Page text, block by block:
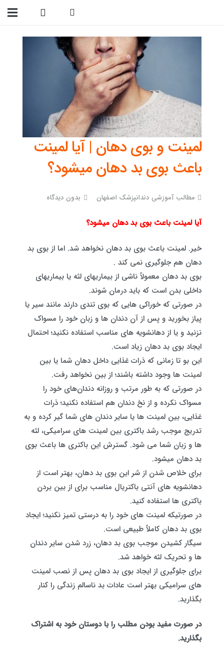
لمینت و بوی دهان | آیا لمینت
باعث بوی بد دهان میشود؟
مطالب آموزشی دندانپزشک اصفهان بدون دیدگاه
آیا لمینت باعث بوی بد دهان میشود؟
خیر. لمینت باعث بوی بد دهان نخواهد شد. اما از بوی بد
دهان هم جلوگیری نمی کند .
بوی بد دهان معمولاً ناشی از بیماریهای لثه یا بیماریهای
داخلی بدن است که باید درمان شوند.
در صورتی که خوراکی هایی که بوی تندی دارند مانند سیر یا
پیاز بخورید و پس از آن دندان ها و زبان خود را مسواک
نزنید و یا از دهانشویه های مناسب استفاده نکنید؛ احتمال
ایجاد بوی بد دهان زیاد است.
این بو تا زمانی که ذرات غذایی داخل دهان شما یا بین
لمینت ها وجود داشته باشند؛ از بین نخواهد رفت.
در صورتی که به طور مرتب و روزانه دندان‌های خود را
مسواک نکرده و از نخ دندان هم استفاده نکنید؛ ذرات
غذایی، بین لمینت ها یا سایر دندان های شما گیر کرده و به
تدریج موجب رشد باکتری بین لمینت های سرامیکی، لثه
ها و زبان شما می شود. گسترش این باکتری ها باعث بوی
بد دهان میشود.
برای خلاص شدن از شر این بوی بد دهان، بهتر است از
دهانشویه های آنتی باکتریال مناسب برای از بین بردن
باکتری ها استفاده کنید.
در صورتیکه لمینت های خود را به درستی تمیز نکنید؛ ایجاد
بوی بد دهان کاملاً طبیعی است.
سیگار کشیدن موجب بوی بد دهان، زرد شدن سایر دندان
ها و تحریک لثه خواهد شد.
برای جلوگیری از ایجاد بوی بد دهان پس از نصب لمینت
های سرامیکی بهتر است عادات بد ناسالم زندگی را کنار
بگذارید.
در صورت مفید بودن مطلب را با دوستان خود به اشتراک
بگذارید.